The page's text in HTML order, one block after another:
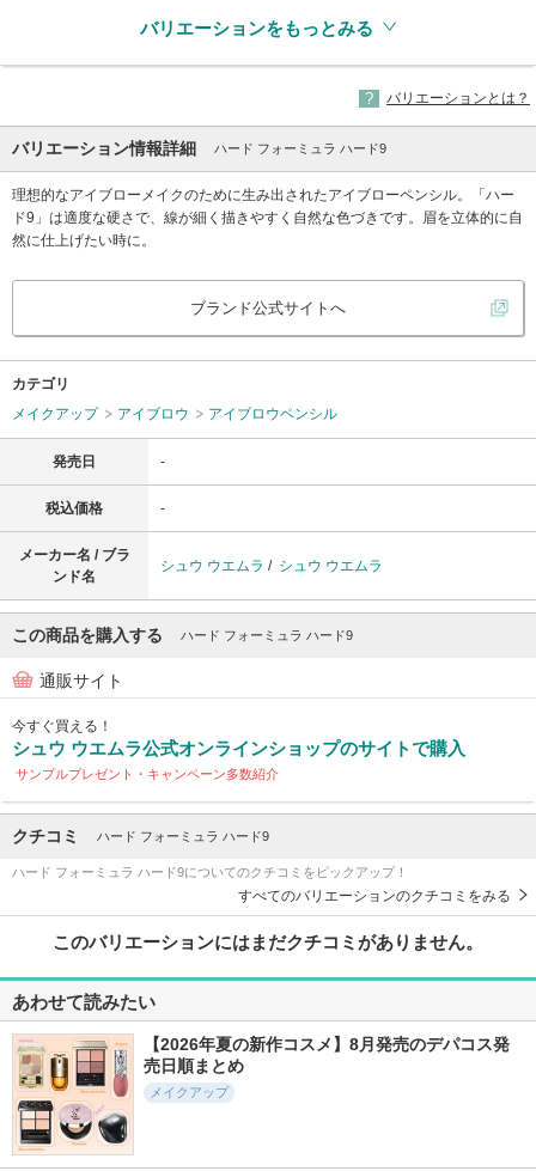
バリエーションをもっとみる
バリエーションとは？
バリエーション情報詳細 ハード フォーミュラ ハード9
理想的なアイブローメイクのために生み出されたアイブローペンシル。「ハー
ド9」は適度な硬さで、線が細く描きやすく自然な色づきです。眉を立体的に自
然に仕上げたい時に。
ブランド公式サイトへ
カテゴリ
メイクアップ
アイブロウ アイブロウペンシル
発売日 -
税込価格 -
メーカー名 / ブラ
ンド名
シュウ ウエムラ / シュウ ウエムラ
この商品を購入する ハード フォーミュラ ハード9
通販サイト
今すぐ買える！
シュウ ウエムラ公式オンラインショップのサイトで購入
サンプルプレゼント・キャンペーン多数紹介
クチコミ ハード フォーミュラ ハード9
ハード フォーミュラ ハード9についてのクチコミをピックアップ！
すべてのバリエーションのクチコミをみる
このバリエーションにはまだクチコミがありません。
あわせて読みたい
【2026年夏の新作コスメ】8月発売のデパコス発
売日順まとめ
メイクアップ